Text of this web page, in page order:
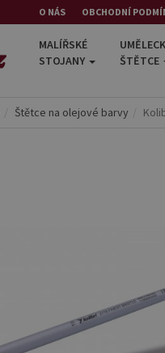
O NÁS OBCHODNÍ
MALÍŘSKÉ
STOJANY
ŠTĚTCE
Štětce na olejové barvy